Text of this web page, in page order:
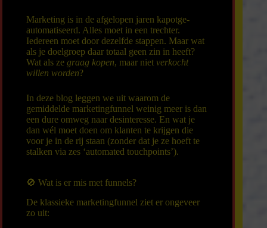
Marketing is in de afgelopen jaren kapotge-
automatiseerd. Alles moet in een trechter.
Iedereen moet door dezelfde stappen. Maar wat
als je doelgroep daar totaal geen zin in heeft?
Wat als ze graag kopen, maar niet verkocht
willen worden?
In deze blog leggen we uit waarom de
gemiddelde marketingfunnel weinig meer is dan
een dure omweg naar desinteresse. En wat je
dan wél moet doen om klanten te krijgen die
voor je in de rij staan (zonder dat je ze hoeft te
stalken via zes ‘automated touchpoints’).
🚫 Wat is er mis met funnels?
De klassieke marketingfunnel ziet er ongeveer
zo uit: